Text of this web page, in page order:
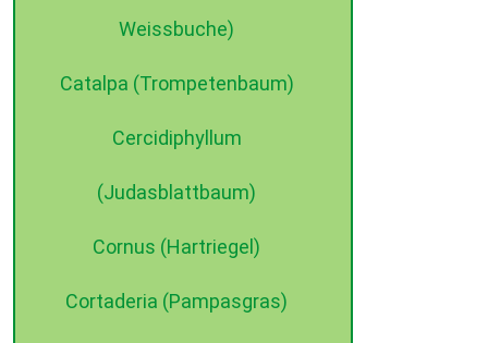
Weissbuche)
Catalpa (Trompetenbaum)
Cercidiphyllum
(Judasblattbaum)
Cornus (Hartriegel)
Cortaderia (Pampasgras)
©2015 dehne internet